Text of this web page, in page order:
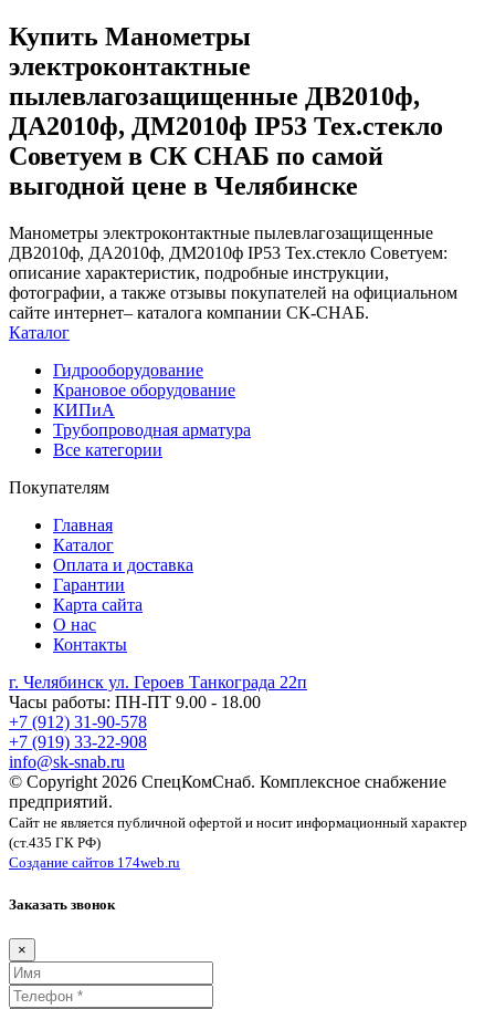
Купить Манометры
электроконтактные
пылевлагозащищенные ДВ2010ф,
ДА2010ф, ДМ2010ф IP53 Тех.стекло
Советуем в СК СНАБ по самой
выгодной цене в Челябинске
Манометры электроконтактные пылевлагозащищенные
ДВ2010ф, ДА2010ф, ДМ2010ф IP53 Тех.стекло Советуем:
описание характеристик, подробные инструкции,
фотографии, а также отзывы покупателей на официальном
сайте интернет– каталога компании СК-СНАБ.
Каталог
Гидрооборудование
Крановое оборудование
КИПиА
Трубопроводная арматура
Все категории
Покупателям
Главная
Каталог
Оплата и доставка
Гарантии
Карта сайта
О нас
Контакты
г. Челябинск ул. Героев Танкограда 22п
Часы работы: ПН-ПТ 9.00 - 18.00
+7 (912) 31-90-578
+7 (919) 33-22-908
info@sk-snab.ru
© Copyright 2026 СпецКомСнаб. Комплексное снабжение
предприятий.
Сайт не является публичной офертой и носит информационный характер
(ст.435 ГК РФ)
Создание сайтов 174web.ru
Заказать звонок
×